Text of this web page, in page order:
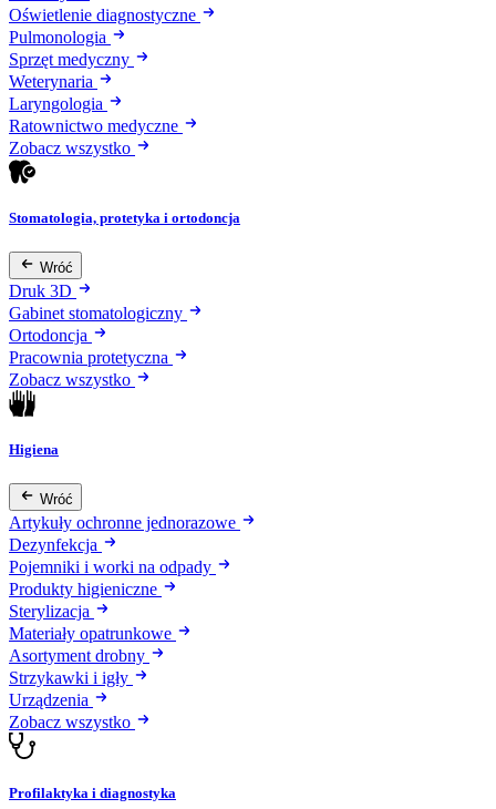
Oświetlenie diagnostyczne
Pulmonologia
Sprzęt medyczny
Weterynaria
Laryngologia
Ratownictwo medyczne
Zobacz wszystko
Stomatologia, protetyka i ortodoncja
Wróć
Druk 3D
Gabinet stomatologiczny
Ortodoncja
Pracownia protetyczna
Zobacz wszystko
Higiena
Wróć
Artykuły ochronne jednorazowe
Dezynfekcja
Pojemniki i worki na odpady
Produkty higieniczne
Sterylizacja
Materiały opatrunkowe
Asortyment drobny
Strzykawki i igły
Urządzenia
Zobacz wszystko
Profilaktyka i diagnostyka